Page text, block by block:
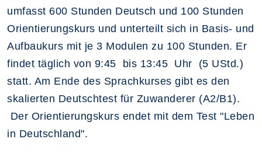
umfasst 600 Stunden Deutsch und 100 Stunden
Orientierungskurs und unterteilt sich in Basis- und
Aufbaukurs mit je 3 Modulen zu 100 Stunden. Er
findet täglich von 9:45 bis 13:45 Uhr (5 UStd.)
statt. Am Ende des Sprachkurses gibt es den
skalierten Deutschtest für Zuwanderer (A2/B1).
Der Orientierungskurs endet mit dem Test "Leben
in Deutschland".